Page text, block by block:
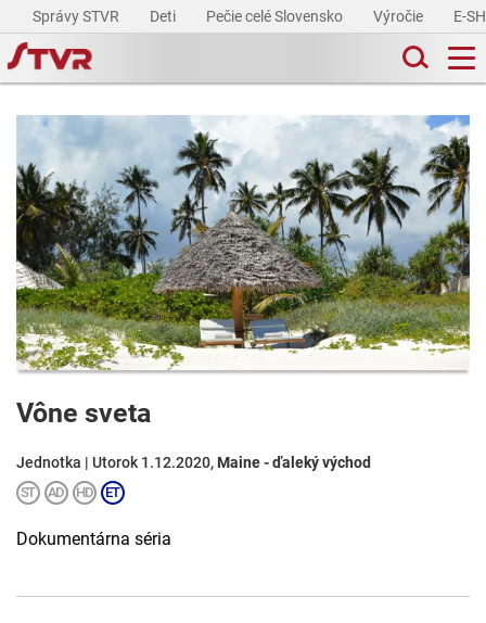
Správy STVR Deti Pečie celé Slovensko Výročie E-
Vône sveta
Jednotka | Utorok 1.12.2020, Maine - ďaleký východ
Dokumentárna séria